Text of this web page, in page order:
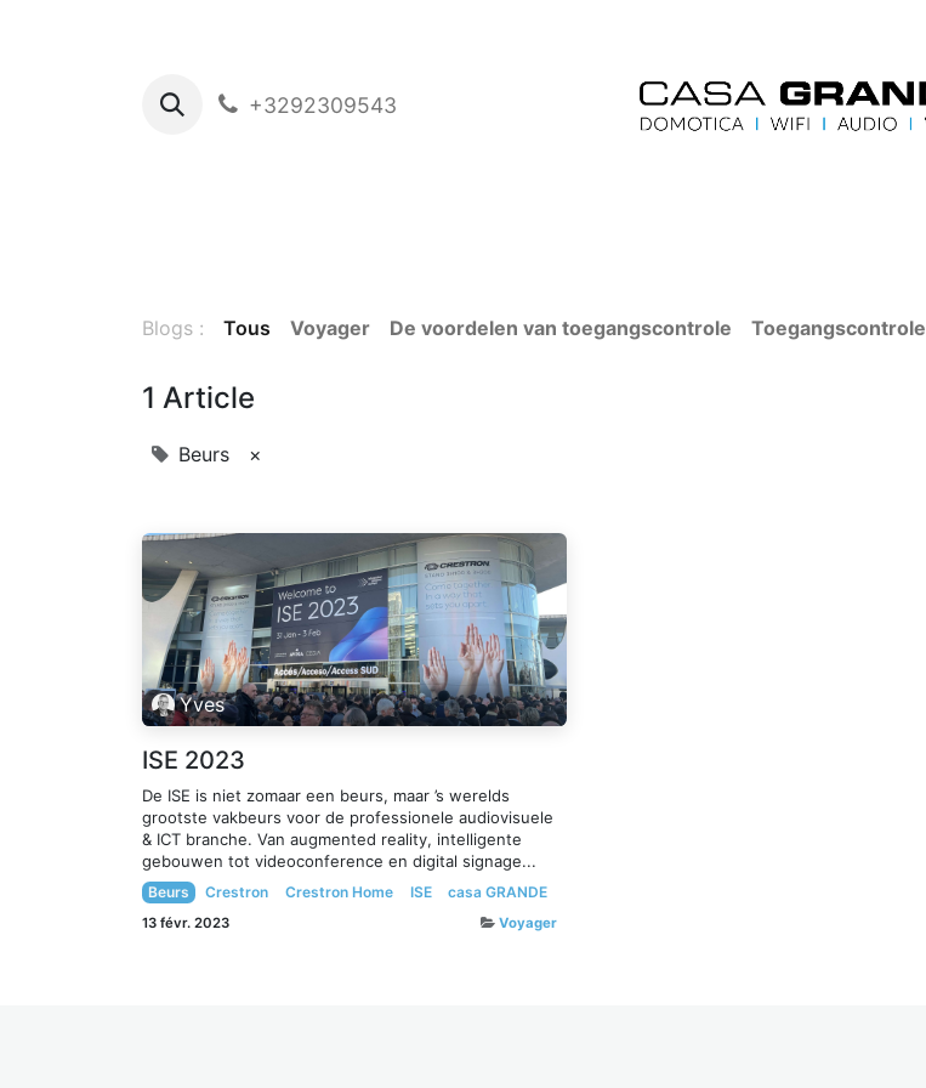
+3292309543
Blogs : Tous Voyager De voordelen van toegangscontrole Toegangscontrole
1 Article
Beurs ×
Yves
ISE 2023
De ISE is niet zomaar een beurs, maar ’s werelds
grootste vakbeurs voor de professionele audiovisuele
& ICT branche. Van augmented reality, intelligente
gebouwen tot videoconference en digital signage...
Beurs Crestron Crestron Home ISE casa GRANDE
13 févr. 2023 Voyager